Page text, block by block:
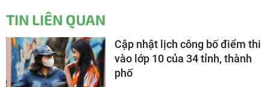
TIN LIÊN QUAN
Cập nhật lịch công bố điểm thi
vào lớp 10 của 34 tỉnh, thành
phố